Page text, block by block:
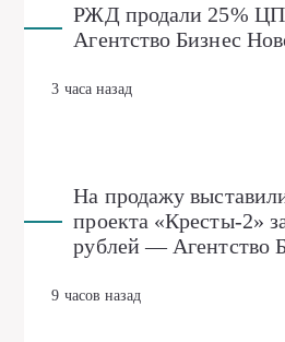
РЖД продали 25%
Агентство Бизнес
3 часа назад
На продажу
проекта «Кресты-2»
рублей — Агентство
9 часов назад